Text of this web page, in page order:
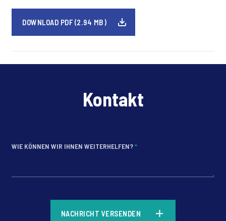
DOWNLOAD PDF (2.94 MB)
Kontakt
WIE KÖNNEN WIR IHNEN WEITERHELFEN?*
NACHRICHT VERSENDEN